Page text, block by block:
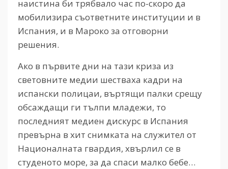
наистина би трябвало час по-скоро да
мобилизира съответните институции и в
Испания, и в Мароко за отговорни
решения.
Ако в първите дни на тази криза из
световните медии шестваха кадри на
испански полицаи, въртящи палки срещу
обсаждащи ги тълпи младежи, то
последният медиен дискурс в Испания
превърна в хит снимката на служител от
Националната гвардия, хвърлил се в
студеното море, за да спаси малко бебе…